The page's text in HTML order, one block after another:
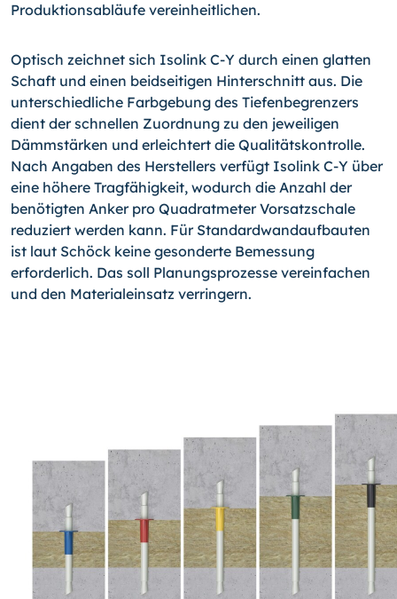
Produktionsabläufe vereinheitlichen.
Optisch zeichnet sich Isolink C-Y durch einen glatten
Schaft und einen beidseitigen Hinterschnitt aus. Die
unterschiedliche Farbgebung des Tiefenbegrenzers
dient der schnellen Zuordnung zu den jeweiligen
Dämmstärken und erleichtert die Qualitätskontrolle.
Nach Angaben des Herstellers verfügt Isolink C-Y über
eine höhere Tragfähigkeit, wodurch die Anzahl der
benötigten Anker pro Quadratmeter Vorsatzschale
reduziert werden kann. Für Standardwandaufbauten
ist laut Schöck keine gesonderte Bemessung
erforderlich. Das soll Planungsprozesse vereinfachen
und den Materialeinsatz verringern.